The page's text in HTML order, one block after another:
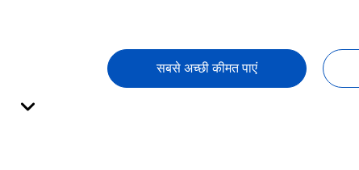
सबसे अच्छी कीमत पाएं